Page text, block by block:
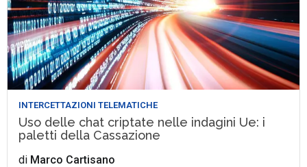
INTERCETTAZIONI TELEMATICHE
Uso delle chat criptate nelle indagini Ue: i
paletti della Cassazione
di Marco Cartisano